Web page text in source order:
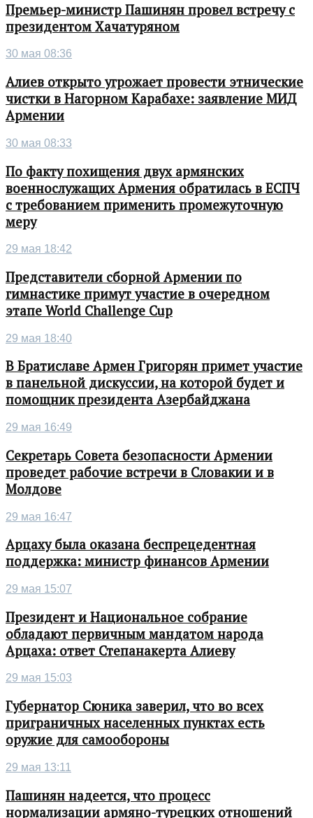
Премьер-министр Пашинян провел встречу с
президентом Хачатуряном
30 мая 08:36
Алиев открыто угрожает провести этнические
чистки в Нагорном Карабахе: заявление МИД
Армении
30 мая 08:33
По факту похищения двух армянских
военнослужащих Армения обратилась в ЕСПЧ
с требованием применить промежуточную
меру
29 мая 18:42
Представители сборной Армении по
гимнастике примут участие в очередном
этапе World Challenge Cup
29 мая 18:40
В Братиславе Армен Григорян примет участие
в панельной дискуссии, на которой будет и
помощник президента Азербайджана
29 мая 16:49
Секретарь Совета безопасности Армении
проведет рабочие встречи в Словакии и в
Молдове
29 мая 16:47
Арцаху была оказана беспрецедентная
поддержка: министр финансов Армении
29 мая 15:07
Президент и Национальное собрание
обладают первичным мандатом народа
Арцаха: ответ Степанакерта Алиеву
29 мая 15:03
Губернатор Сюника заверил, что во всех
приграничных населенных пунктах есть
оружие для самообороны
29 мая 13:11
Пашинян надеется, что процесс
нормализации армяно-турецких отношений